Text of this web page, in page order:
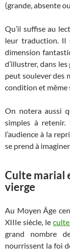
(grande, absente
Qu’il suffise au
leur traduction. Il
dimension
d’illustrer, dans
peut soulever des
condition et même
On notera aussi
simples à
l’audience à la
se prend à
Culte marial
vierge
Au Moyen Âge
XIIIe siècle, le
grand nombre
nourrissent la foi